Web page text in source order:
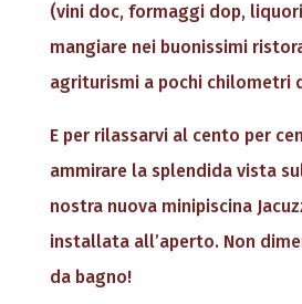
(vini doc, formaggi dop,
mangiare nei buonissimi
agriturismi a pochi chilometri
E per rilassarvi al cento per
ammirare la splendida vista
nostra nuova minipiscina
installata all’aperto. Non
da bagno!